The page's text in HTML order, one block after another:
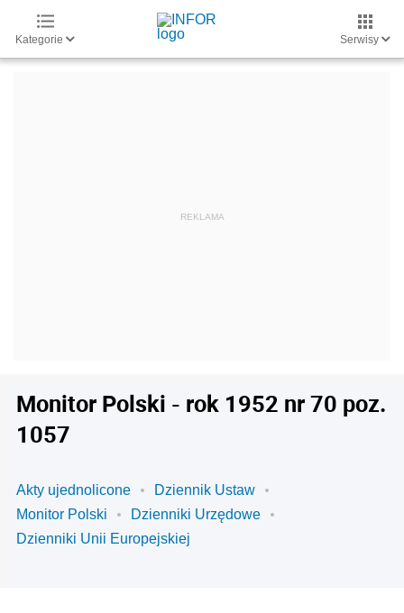
Kategorie Serwisy
Monitor Polski - rok 1952 nr 70 poz.
1057
Akty ujednolicone
Dziennik Ustaw
Monitor Polski
Dzienniki Urzędowe
Dzienniki Unii Europejskiej